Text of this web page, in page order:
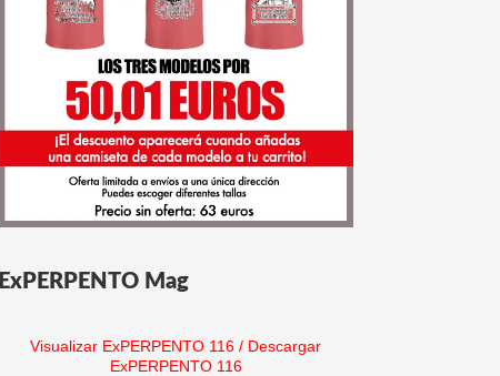
ExPERPENTO Mag
Visualizar ExPERPENTO 116 / Descargar
ExPERPENTO 116